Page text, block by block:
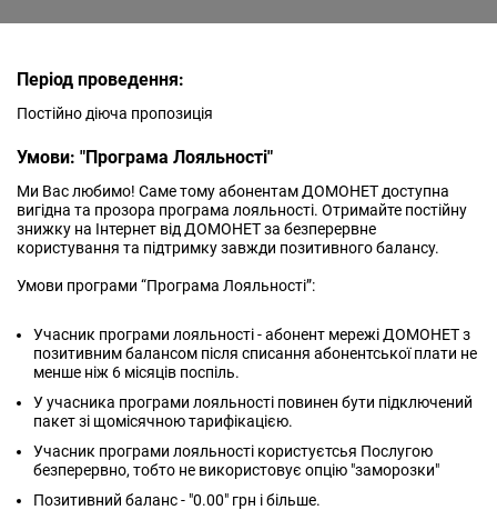
Період проведення:
Постійно діюча пропозиція
Умови: "Програма Лояльності"
Ми Вас любимо! Саме тому абонентам ДОМОНЕТ доступна
вигідна та прозора програма лояльності. Отримайте постійну
знижку на Інтернет від ДОМОНЕТ за безперервне
користування та підтримку завжди позитивного балансу.
Умови програми “Програма Лояльності”:
Учасник програми лояльності - абонент мережі ДОМОНЕТ з
позитивним балансом після списання абонентської плати не
менше ніж 6 місяців поспіль.
У учасника програми лояльності повинен бути підключений
пакет зі щомісячною тарифікацією.
Учасник програми лояльності користуєтсья Послугою
безперервно, тобто не використовує опцію "заморозки"
Позитивний баланс - "0.00" грн і більше.